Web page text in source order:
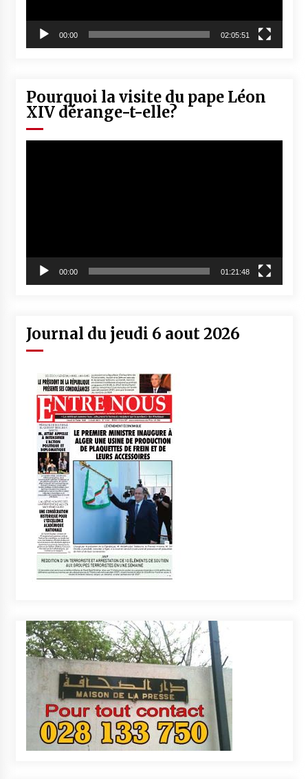
00:00 02:05:51
Pourquoi la visite du pape Léon
XIV dérange-t-elle?
00:00 01:21:48
Journal du jeudi 6 aout 2026